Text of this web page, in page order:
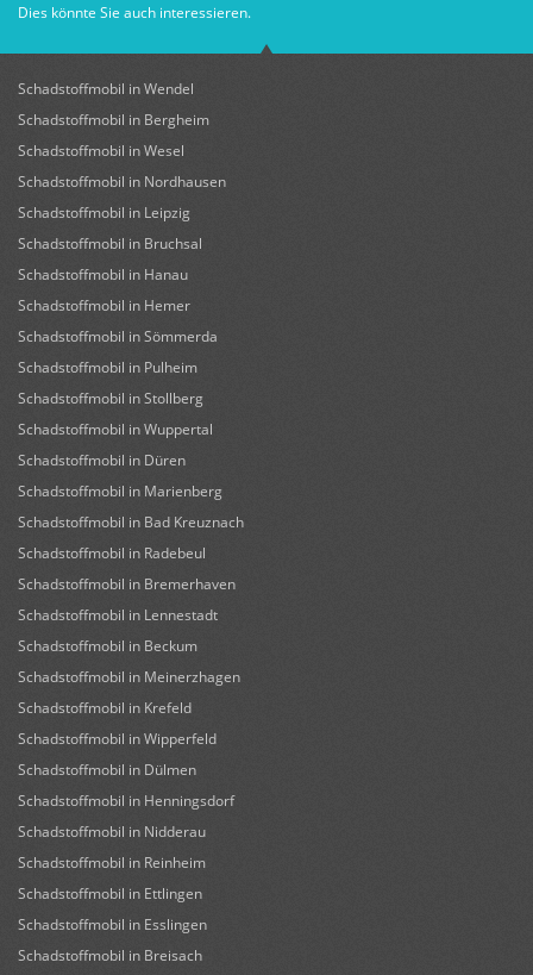
Dies könnte Sie auch interessieren.
Schadstoffmobil in Wendel
Schadstoffmobil in Bergheim
Schadstoffmobil in Wesel
Schadstoffmobil in Nordhausen
Schadstoffmobil in Leipzig
Schadstoffmobil in Bruchsal
Schadstoffmobil in Hanau
Schadstoffmobil in Hemer
Schadstoffmobil in Sömmerda
Schadstoffmobil in Pulheim
Schadstoffmobil in Stollberg
Schadstoffmobil in Wuppertal
Schadstoffmobil in Düren
Schadstoffmobil in Marienberg
Schadstoffmobil in Bad Kreuznach
Schadstoffmobil in Radebeul
Schadstoffmobil in Bremerhaven
Schadstoffmobil in Lennestadt
Schadstoffmobil in Beckum
Schadstoffmobil in Meinerzhagen
Schadstoffmobil in Krefeld
Schadstoffmobil in Wipperfeld
Schadstoffmobil in Dülmen
Schadstoffmobil in Henningsdorf
Schadstoffmobil in Nidderau
Schadstoffmobil in Reinheim
Schadstoffmobil in Ettlingen
Schadstoffmobil in Esslingen
Schadstoffmobil in Breisach